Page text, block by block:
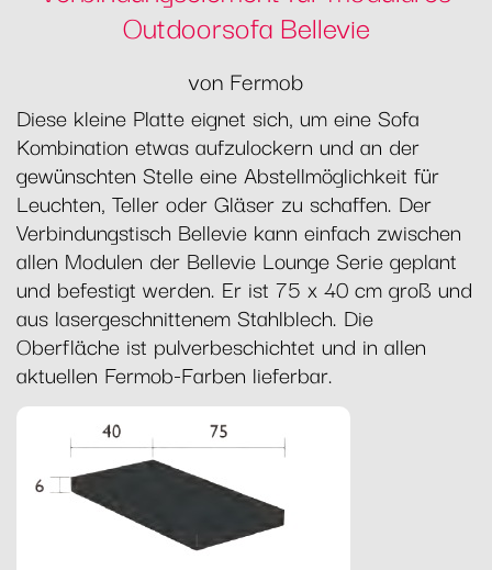
Outdoorsofa Bellevie
von Fermob
Diese kleine Platte eignet sich, um eine Sofa
Kombination etwas aufzulockern und an der
gewünschten Stelle eine Abstellmöglichkeit für
Leuchten, Teller oder Gläser zu schaffen. Der
Verbindungstisch Bellevie kann einfach zwischen
allen Modulen der Bellevie Lounge Serie geplant
und befestigt werden. Er ist 75 x 40 cm groß und
aus lasergeschnittenem Stahlblech. Die
Oberfläche ist pulverbeschichtet und in allen
aktuellen Fermob-Farben lieferbar.